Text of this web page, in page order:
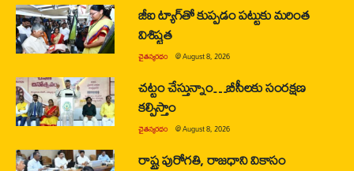
జీఐ ట్యాగ్‌తో కుప్పడం పట్టుకు మరింత
విశిష్టత
చైతన్యరధం @August 8, 2026
చట్టం చేస్తున్నాం…బీసీలకు సంరక్షణ
కల్పిస్తాం
చైతన్యరధం @August 8, 2026
రాష్ట్ర పురోగతి, రాజధాని వికాసం